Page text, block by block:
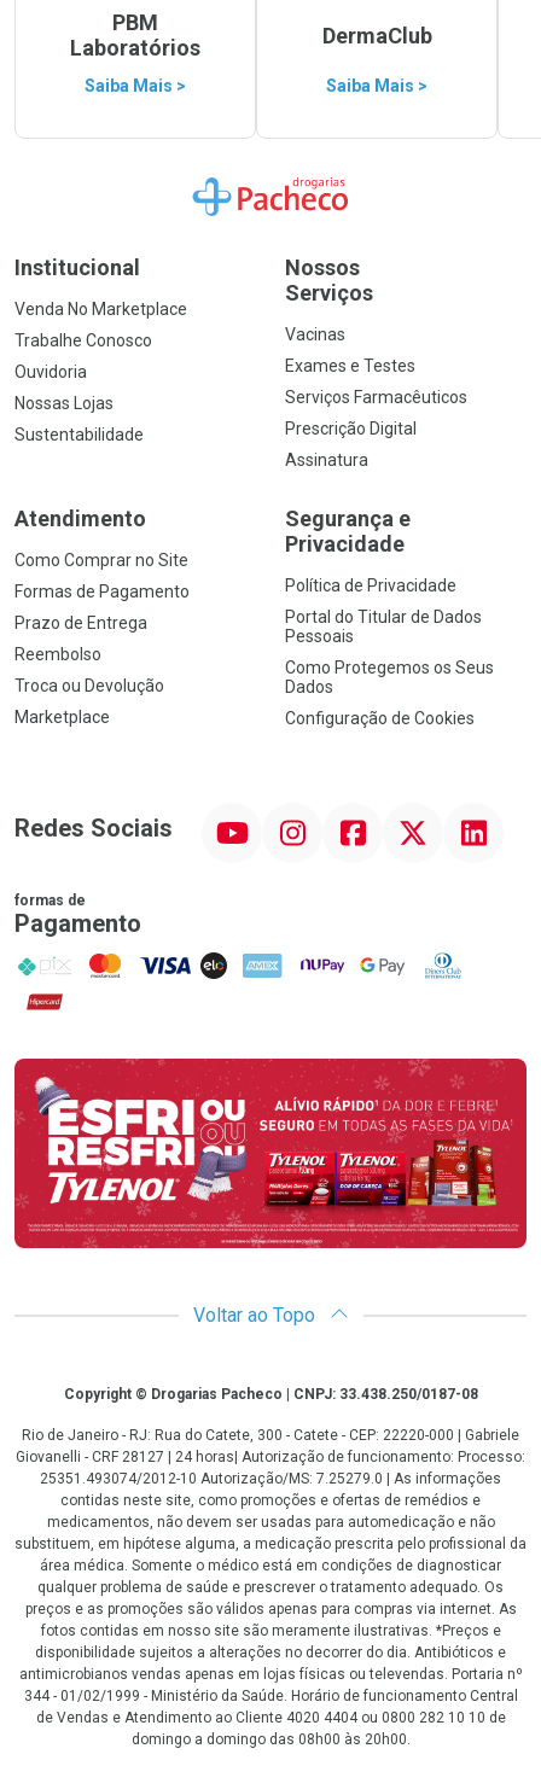
PBM
Laboratórios
Saiba Mais >
DermaClub
Saiba Mais >
Ir para a Home
Institucional
Venda No Marketplace
Trabalhe Conosco
Ouvidoria
Nossas Lojas
Sustentabilidade
Nossos
Serviços
Vacinas
Exames e Testes
Serviços Farmacêuticos
Prescrição Digital
Assinatura
Atendimento
Como Comprar no Site
Formas de Pagamento
Prazo de Entrega
Reembolso
Troca ou Devolução
Marketplace
Segurança e
Privacidade
Política de Privacidade
Portal do Titular de Dados
Pessoais
Como Protegemos os Seus
Dados
Configuração de Cookies
Redes Sociais InstagramFacebook Linkedin
formas de
Pagamento
PIX MasterCard
VISA ELO AMEX NuPay Google PayDiners Club
Hipercard
Promoção em Destaque
Voltar ao Topo
CopyrightCopyright © Drogarias Pacheco | CNPJ: 33.438.250/0187-08
Rio de Janeiro - RJ: Rua do Catete, 300 - Catete - CEP: 22220-000 | Gabriele
Giovanelli - CRF 28127 | 24 horas| Autorização de funcionamento: Processo:
25351.493074/2012-10 Autorização/MS: 7.25279.0 | As informações
contidas neste site, como promoções e ofertas de remédios e
medicamentos, não devem ser usadas para automedicação e não
substituem, em hipótese alguma, a medicação prescrita pelo profissional da
área médica. Somente o médico está em condições de diagnosticar
qualquer problema de saúde e prescrever o tratamento adequado. Os
preços e as promoções são válidos apenas para compras via internet. As
fotos contidas em nosso site são meramente ilustrativas. *Preços e
disponibilidade sujeitos a alterações no decorrer do dia. Antibióticos e
antimicrobianos vendas apenas em lojas físicas ou televendas. Portaria nº
344 - 01/02/1999 - Ministério da Saúde. Horário de funcionamento Central
de Vendas e Atendimento ao Cliente 4020 4404 ou 0800 282 10 10 de
domingo a domingo das 08h00 às 20h00.